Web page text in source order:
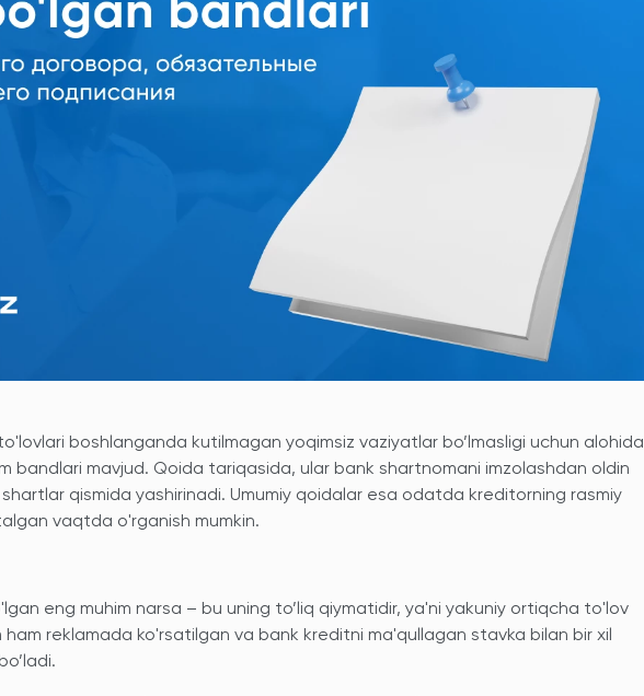
boshlanganda kutilmagan yoqimsiz vaziyatlar bo’lmasligi uchun alohida
bandlari mavjud. Qoida tariqasida, ular bank shartnomani imzolashdan oldin
qismida yashirinadi. Umumiy qoidalar esa odatda kreditorning rasmiy
vaqtda o'rganish mumkin.
eng muhim narsa – bu uning to’liq qiymatidir, ya'ni yakuniy ortiqcha to'lov
ham reklamada ko'rsatilgan va bank kreditni ma'qullagan stavka bilan bir xil